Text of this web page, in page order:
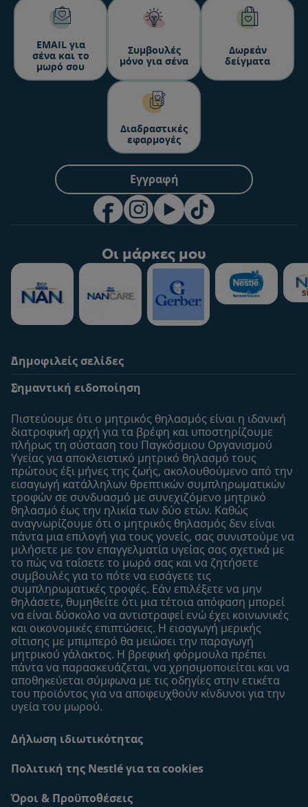
ΕΜΑΙL για
σένα και το
μωρό σου
Συμβουλές
μόνο για σένα
Δωρεάν
δείγματα
Διαδραστικές
εφαρμογές
Εγγραφή
Οι μάρκες μου
Δημοφιλείς σελίδες
Οι Ειδικοί μας
Συχνές ερωτήσεις
Αναζήτηση
Επικοινώνησε μαζί μας
Σχετικά με εμάς
Η σελίδα μου
Το προφίλ μου
Είσοδος/Εγγραφή
Προϊόντα
Εύρεση προϊόντος
Οι μάρκες μου
Εύρεση καταστήματος
Δείγματα
Σημαντική ειδοποίηση
Πιστεύουμε ότι ο μητρικός θηλασμός είναι η ιδανική
διατροφική αρχή για τα βρέφη και υποστηρίζουμε
πλήρως τη σύσταση του Παγκόσμιου Οργανισμού
Υγείας για αποκλειστικό μητρικό θηλασμό τους
πρώτους έξι μήνες της ζωής, ακολουθούμενo από την
εισαγωγή κατάλληλων θρεπτικών συμπληρωματικών
τροφών σε συνδυασμό με συνεχιζόμενο μητρικό
θηλασμό έως την ηλικία των δύο ετών. Καθώς
αναγνωρίζουμε ότι ο μητρικός θηλασμός δεν είναι
πάντα μια επιλογή για τους γονείς, σας συνιστούμε να
μιλήσετε με τον επαγγελματία υγείας σας σχετικά με
το πώς να ταΐσετε το μωρό σας και να ζητήσετε
συμβουλές για το πότε να εισάγετε τις
συμπληρωματικές τροφές. Εάν επιλέξετε να μην
θηλάσετε, θυμηθείτε ότι μια τέτοια απόφαση μπορεί
να είναι δύσκολο να αντιστραφεί ενώ έχει κοινωνικές
και οικονομικές επιπτώσεις. Η εισαγωγή μερικής
σίτισης με μπιμπερό θα μειώσει την παραγωγή
μητρικού γάλακτος. Η βρεφική φόρμουλα πρέπει
πάντα να παρασκευάζεται, να χρησιμοποιείται και να
αποθηκεύεται σύμφωνα με τις οδηγίες στην ετικέτα
του προϊόντος για να αποφευχθούν κίνδυνοι για την
υγεία του μωρού.
Δήλωση ιδιωτικότητας
Πολιτική της Nestlé για τα cookies
Όροι & Προϋποθέσεις